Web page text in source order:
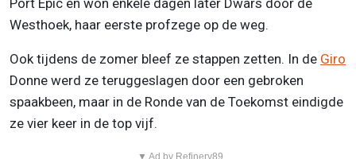
Westhoek, haar eerste profzege op de weg.
Ook tijdens de zomer bleef ze stappen zetten. In de Giro
Donne werd ze teruggeslagen door een gebroken
spaakbeen, maar in de Ronde van de Toekomst eindigde
ze vier keer in de top vijf.
▼ Ad by Refinery89